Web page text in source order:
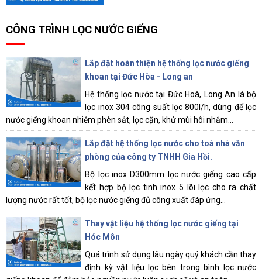
CÔNG TRÌNH LỌC NƯỚC GIẾNG
Lắp đặt hoàn thiện hệ thống lọc nước giếng
khoan tại Đức Hòa - Long an
Hệ thống lọc nước tại Đức Hoà, Long An là bộ
lọc inox 304 công suất lọc 800l/h, dùng để lọc
nước giếng khoan nhiễm phèn sắt, lọc cặn, khử mùi hôi nhằm...
Lắp đặt hệ thống lọc nước cho toà nhà văn
phòng của công ty TNHH Gia Hồi.
Bộ lọc inox D300mm lọc nước giếng cao cấp
kết hợp bộ lọc tinh inox 5 lõi lọc cho ra chất
lượng nước rất tốt, bộ lọc nước giếng đủ công xuất đáp ứng...
Thay vật liệu hệ thống lọc nước giếng tại
Hóc Môn
Quá trình sử dụng lâu ngày quý khách cần thay
định kỳ vật liệu lọc bên trong bình lọc nước